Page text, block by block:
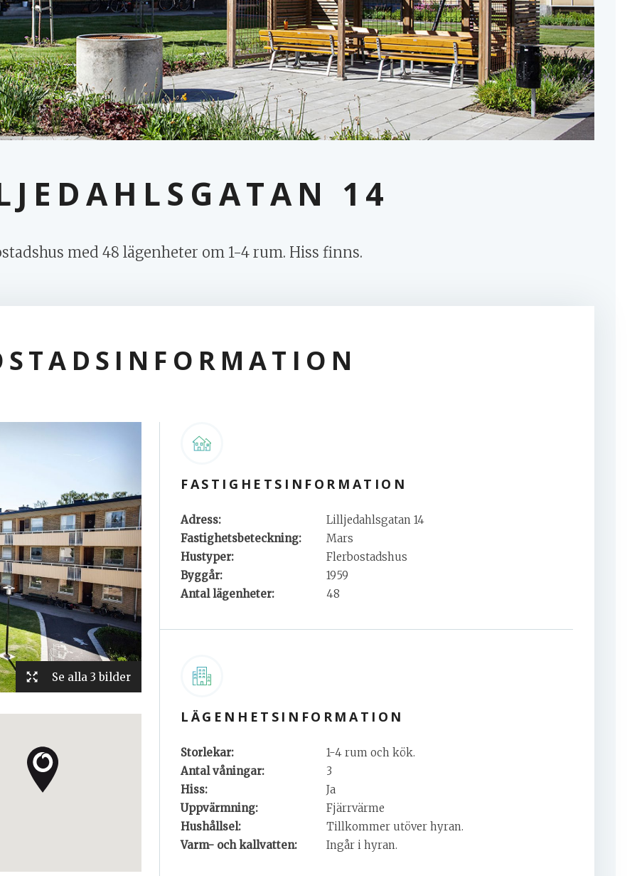
14
med 48 lägenheter om 1-4 rum. Hiss finns.
Se alla 3 bilder
FASTIGHETSINFORMATION
Adress:
Lilljedahlsgatan 14
Fastighetsbeteckning:
Mars
Hustyper:
Flerbostadshus
Byggår:
1959
Antal lägenheter:
48
LÄGENHETSINFORMATION
Storlekar:
1-4 rum och kök.
Antal våningar:
3
Hiss:
Ja
Uppvärmning:
Fjärrvärme
Hushållsel:
Tillkommer utöver hyran.
Varm- och kallvatten:
Ingår i hyran.
MINA SIDOR